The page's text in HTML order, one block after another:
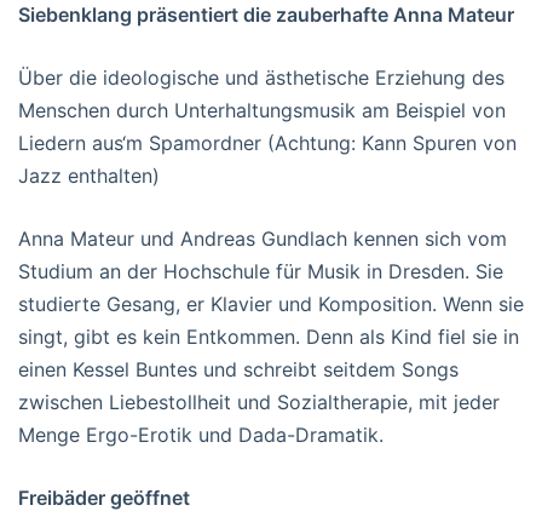
Siebenklang präsentiert die zauberhafte Anna Mateur
Über die ideologische und ästhetische Erziehung des
Menschen durch Unterhaltungsmusik am Beispiel von
Liedern aus‘m Spamordner (Achtung: Kann Spuren von
Jazz enthalten)
Anna Mateur und Andreas Gundlach kennen sich vom
Studium an der Hochschule für Musik in Dresden. Sie
studierte Gesang, er Klavier und Komposition. Wenn sie
singt, gibt es kein Entkommen. Denn als Kind fiel sie in
einen Kessel Buntes und schreibt seitdem Songs
zwischen Liebestollheit und Sozialtherapie, mit jeder
Menge Ergo-Erotik und Dada-Dramatik.
Freibäder geöffnet